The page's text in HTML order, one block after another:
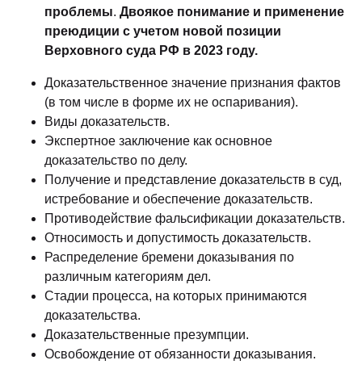
проблемы. Двоякое понимание и применение
преюдиции с учетом новой позиции
Верховного суда РФ в 2023 году.
Доказательственное значение признания фактов
(в том числе в форме их не оспаривания).
Виды доказательств.
Экспертное заключение как основное
доказательство по делу.
Получение и представление доказательств в суд,
истребование и обеспечение доказательств.
Противодействие фальсификации доказательств.
Относимость и допустимость доказательств.
Распределение бремени доказывания по
различным категориям дел.
Стадии процесса, на которых принимаются
доказательства.
Доказательственные презумпции.
Освобождение от обязанности доказывания.